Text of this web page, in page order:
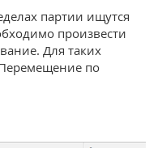
партии ищутся
произвести
Для таких
по